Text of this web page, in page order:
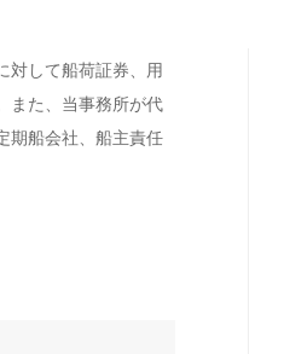
対して船荷証券、用
また、当事務所が代
期船会社、船主責任